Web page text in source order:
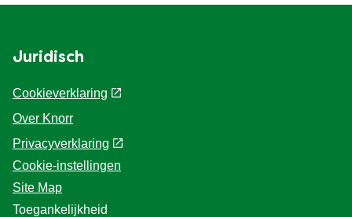
Juridisch
Cookieverklaring
Over Knorr
Privacyverklaring
Cookie-instellingen
Site Map
Toegankelijkheid